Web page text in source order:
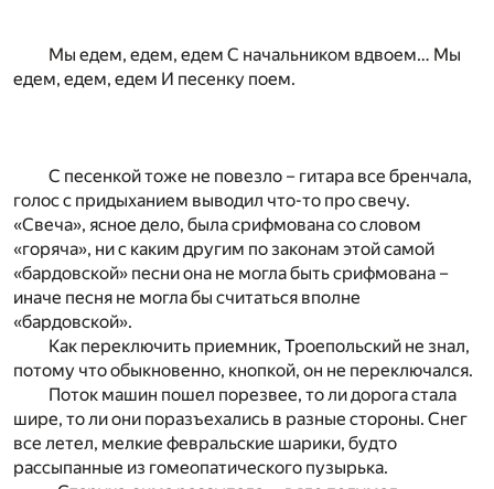
Мы едем, едем, едем С начальником вдвоем… Мы
едем, едем, едем И песенку поем.
С песенкой тоже не повезло – гитара все бренчала,
голос с придыханием выводил что-то про свечу.
«Свеча», ясное дело, была срифмована со словом
«горяча», ни с каким другим по законам этой самой
«бардовской» песни она не могла быть срифмована –
иначе песня не могла бы считаться вполне
«бардовской».
Как переключить приемник, Троепольский не знал,
потому что обыкновенно, кнопкой, он не переключался.
Поток машин пошел порезвее, то ли дорога стала
шире, то ли они поразъехались в разные стороны. Снег
все летел, мелкие февральские шарики, будто
рассыпанные из гомеопатического пузырька.